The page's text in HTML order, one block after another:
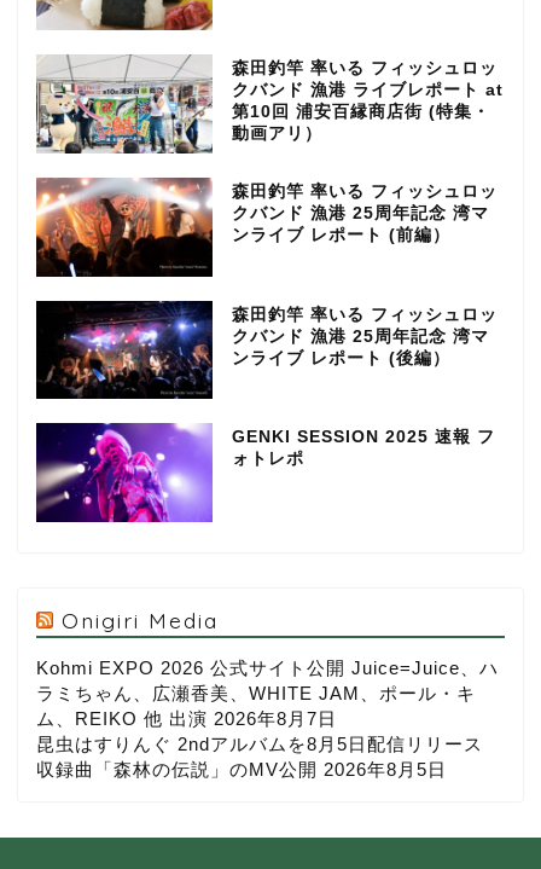
森田釣竿 率いる フィッシュロッ
クバンド 漁港 ライブレポート at
第10回 浦安百縁商店街 (特集・
動画アリ）
森田釣竿 率いる フィッシュロッ
クバンド 漁港 25周年記念 湾マ
ンライブ レポート (前編）
森田釣竿 率いる フィッシュロッ
クバンド 漁港 25周年記念 湾マ
ンライブ レポート (後編）
GENKI SESSION 2025 速報 フ
ォトレポ
Onigiri Media
Kohmi EXPO 2026 公式サイト公開 Juice=Juice、ハ
ラミちゃん、広瀬香美、WHITE JAM、ポール・キ
ム、REIKO 他 出演 2026年8月7日
昆虫はすりんぐ 2ndアルバムを8月5日配信リリース
収録曲「森林の伝説」のMV公開 2026年8月5日